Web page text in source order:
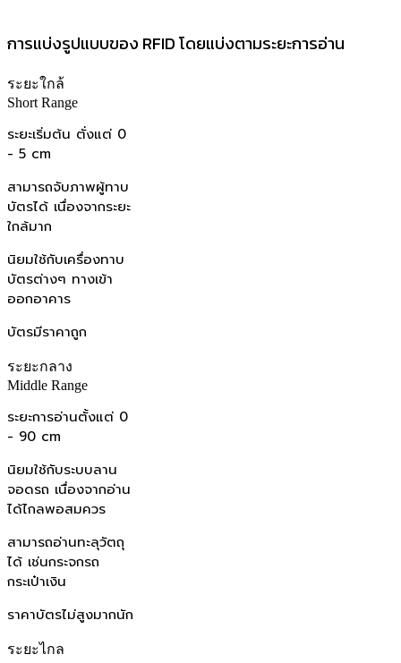
การแบ่งรูปแบบของ RFID โดยแบ่งตามระยะการอ่าน
ระยะใกล้
Short Range
ระยะเริ่มต้น ตั่งแต่ 0
- 5 cm
สามารถจับภาพผู้ทาบ
บัตรได้ เนื่องจากระยะ
ใกล้มาก
นิยมใช้กับเครื่องทาบ
บัตรต่างๆ ทางเข้า
ออกอาคาร
บัตรมีราคาถูก
ระยะกลาง
Middle Range
ระยะการอ่านตั้งแต่ 0
- 90 cm
นิยมใช้กับระบบลาน
จอดรถ เนื่องจากอ่าน
ได้ไกลพอสมควร
สามารถอ่านทะลุวัตถุ
ได้ เช่นกระจกรถ
กระเป๋าเงิน
ราคาบัตรไม่สูงมากนัก
ระยะไกล